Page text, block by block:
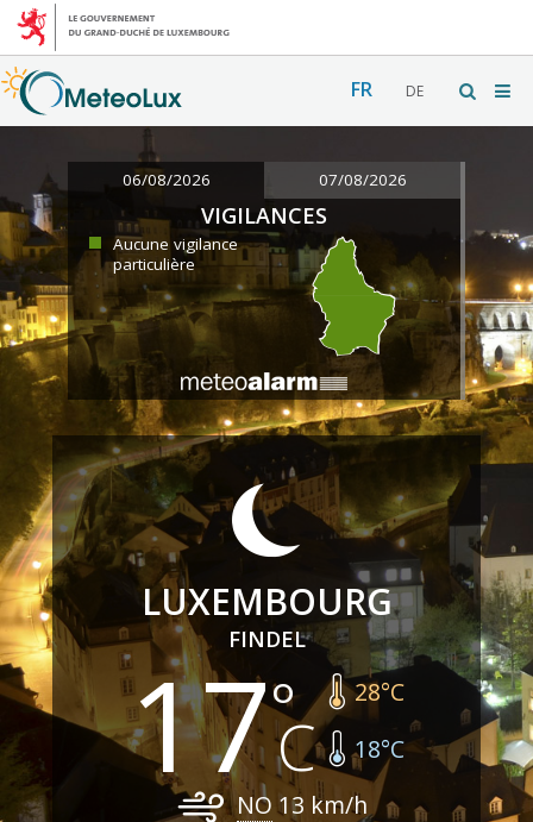
FR DE
06/08/2026 07/08/2026
VIGILANCES
Aucune vigilance
particulière
LUXEMBOURG
FINDEL
17 28°C
18°C
NO 13 km/h